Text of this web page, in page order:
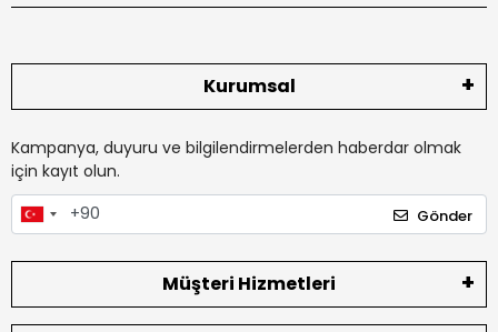
Kurumsal
Kampanya, duyuru ve bilgilendirmelerden haberdar olmak
için kayıt olun.
Gönder
Müşteri Hizmetleri